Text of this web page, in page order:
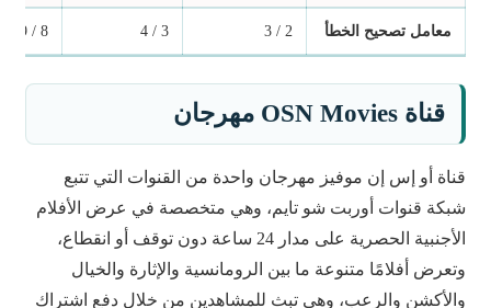
معامل تصحيح الخطأ 2 / 3
3 / 4
8 / 9
قناة OSN Movies مهرجان
قناة أو إس إن موفيز مهرجان واحدة من القنوات التي تتبع
شبكة قنوات أوربت شو تايم، وهي متخصصة في عرض الأفلام
الأجنبية الحصرية على مدار 24 ساعة دون توقف أو انقطاع،
وتعرض أفلامًا متنوعة ما بين الرومانسية والإثارة والخيال
والأكشن والرعب، وهي تبث للمشاهدين من خلال دفع اشتراك